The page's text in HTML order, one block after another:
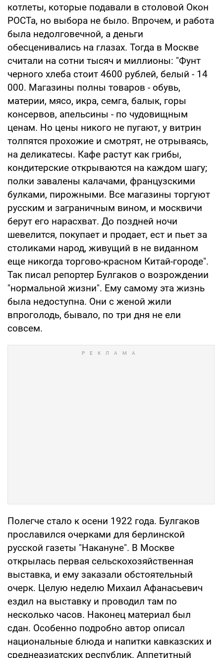
котлеты, которые подавали в столовой Окон
РОСТа, но выбора не было. Впрочем, и работа
была недолговечной, а деньги
обесценивались на глазах. Тогда в Москве
считали на сотни тысяч и миллионы: "Фунт
черного хлеба стоит 4600 рублей, белый - 14
000. Магазины полны товаров - обувь,
материи, мясо, икра, семга, балык, горы
консервов, апельсины - по чудовищным
ценам. Но цены никого не пугают, у витрин
толпятся прохожие и смотрят, не отрываясь,
на деликатесы. Кафе растут как грибы,
кондитерские открываются на каждом шагу;
полки завалены калачами, французскими
булками, пирожными. Все магазины торгуют
русским и заграничным вином, и москвичи
берут его нарасхват. До поздней ночи
шевелится, покупает и продает, ест и пьет за
столиками народ, живущий в не виданном
еще никогда торгово-красном Китай-городе".
Так писал репортер Булгаков о возрождении
"нормальной жизни". Ему самому эта жизнь
была недоступна. Они с женой жили
впроголодь, бывало, по три дня не ели
совсем.
Полегче стало к осени 1922 года. Булгаков
прославился очерками для берлинской
русской газеты "Накануне". В Москве
открылась первая сельскохозяйственная
выставка, и ему заказали обстоятельный
очерк. Целую неделю Михаил Афанасьевич
ездил на выставку и проводил там по
несколько часов. Наконец материал был
сдан. Особенно подробно автор описал
национальные блюда и напитки кавказских и
среднеазиатских республик. Аппетитный